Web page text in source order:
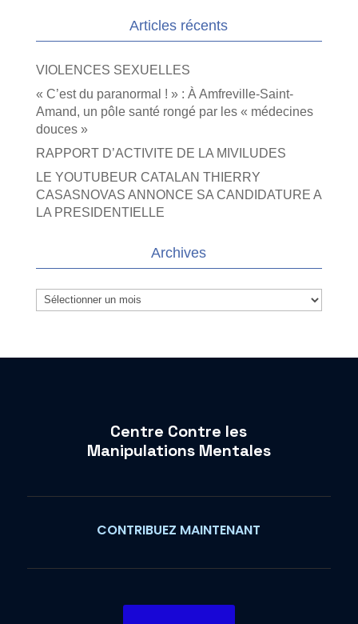
Articles récents
VIOLENCES SEXUELLES
« C’est du paranormal ! » : À Amfreville-Saint-
Amand, un pôle santé rongé par les « médecines
douces »
RAPPORT D’ACTIVITE DE LA MIVILUDES
LE YOUTUBEUR CATALAN THIERRY
CASASNOVAS ANNONCE SA CANDIDATURE A
LA PRESIDENTIELLE
Archives
Archives
Centre Contre les
Manipulations Mentales
CONTRIBUEZ MAINTENANT